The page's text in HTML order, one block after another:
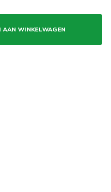
AAN WINKELWAGEN